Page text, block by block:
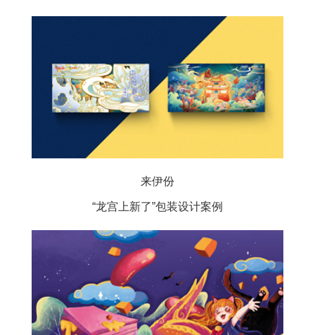
来伊份
“龙宫上新了”包装设计案例